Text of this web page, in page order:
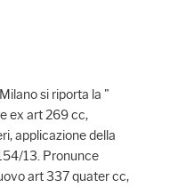
si riporta la "
ex art 269 cc,
applicazione della
13. Pronunce
art 337 quater cc,